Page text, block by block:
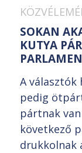
SOKAN
KUTYA
A
pedig
pártnak
következő
drukkolnak